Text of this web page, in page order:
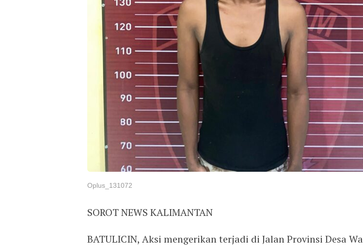
Oplus_131072
SOROT NEWS KALIMANTAN
BATULICIN, Aksi mengerikan terjadi di Jalan Provinsi Desa